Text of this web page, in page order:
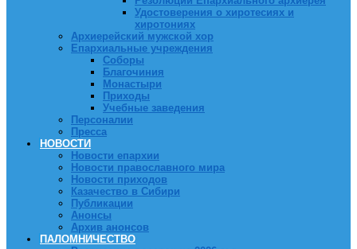
Удостоверения о хиротесиях и
хиротониях
Архиерейский мужской хор
Епархиальные учреждения
Соборы
Благочиния
Монастыри
Приходы
Учебные заведения
Персоналии
Пресса
НОВОСТИ
Новости епархии
Новости православного мира
Новости приходов
Казачество в Сибири
Публикации
Анонсы
Архив анонсов
ПАЛОМНИЧЕСТВО